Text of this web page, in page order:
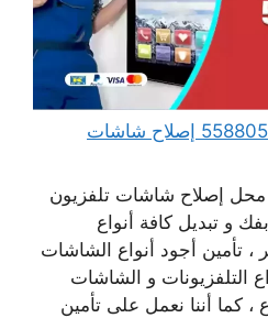
فني تصليح تلفزيونات 55880595 إصلاح شاشات
محل إصلاح شاشات تلفزيون
و تبديل كافة أنواع
، تأمين أجود أنواع الشاشات
التلفزيونات و الشاشات
، كما أننا نعمل على تأمين